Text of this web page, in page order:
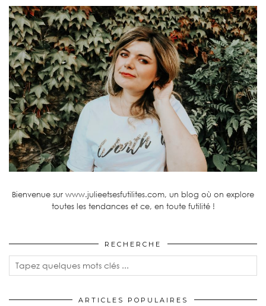
Bienvenue sur www.julieetsesfutilites.com, un blog où on explore
toutes les tendances et ce, en toute futilité !
RECHERCHE
ARTICLES POPULAIRES